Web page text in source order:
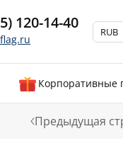
120-14-40
Корпоративные
Предыдущая